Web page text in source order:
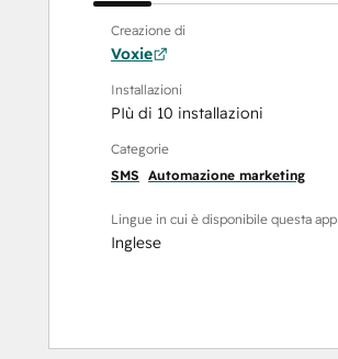
Creazione di
Voxie
Installazioni
PIù di 10 installazioni
Categorie
SMS Automazione marketing
Lingue in cui è disponibile questa app
Inglese